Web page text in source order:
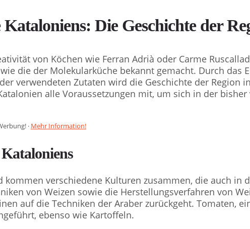
Die Geschichte der
von Köchen wie Ferran Adrià oder Carme
die der Molekularküche bekannt gemacht. Durch das
verwendeten Zutaten wird die Geschichte der Region
alle Voraussetzungen mit, um sich in der
· Mehr Information!
kommen verschiedene Kulturen zusammen, die auch in
von Weizen sowie die Herstellungsverfahren von
auf die Techniken der Araber zurückgeht. Tomaten,
ebenso wie Kartoffeln.